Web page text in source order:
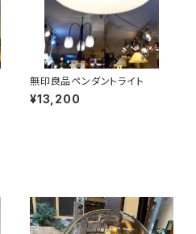
無印良品ペンダントライト
¥13,200